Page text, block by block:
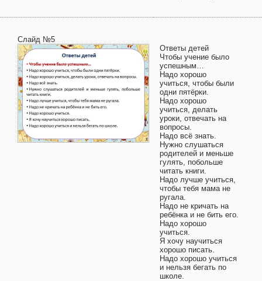
Слайд №5
Ответы детей
Чтобы учение было
успешным…
Надо хорошо
учиться, чтобы были
одни пятёрки.
Надо хорошо
учиться, делать
уроки, отвечать на
вопросы.
Надо всё знать.
Нужно слушаться
родителей и меньше
гулять, побольше
читать книги.
Надо лучше учиться,
чтобы тебя мама не
ругала.
Надо не кричать на
ребёнка и не бить его.
Надо хорошо
учиться.
Я хочу научиться
хорошо писать.
Надо хорошо учиться
и нельзя бегать по
школе.